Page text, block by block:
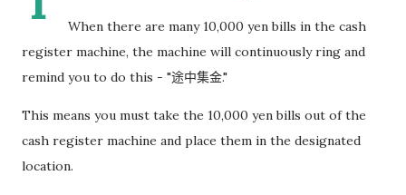
时，又提醒了我另一件事情。 其实， 資格証明書我之前已经提交
过一次。 因此，我误以为之后领取新的入札仕様書时，就不需要
再携带了。 工作人员告诉我： 資格証明書并不是第一次提交之后
就一直有效，而是每次领取新的入札仕様書时，都需要再次出
示。 由于这是我第一次没有携带，对方这次没有追究，仍然让我
领取了新的入札仕様書。 不过，对方也明确说明： 今后每一次领
When there are many 10,000 yen bills in the cash
register machine, the machine will continuously ring and
remind you to do this - "途中集金."
This means you must take the 10,000 yen bills out of the
cash register machine and place them in the designated
location.